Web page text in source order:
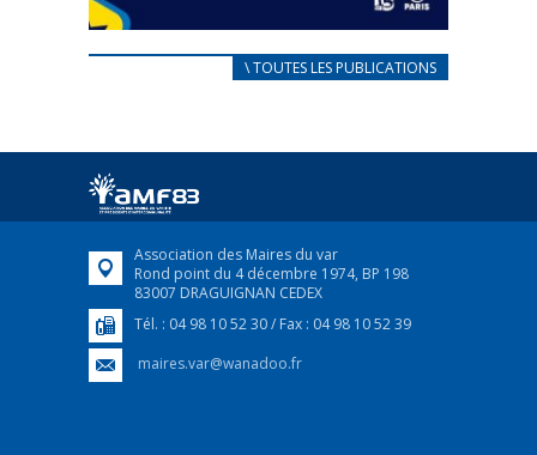
CARNET D’ACCUEIL
Afin d’accompagner au mieux les réfugiés
FEUILLETER
\ TOUTES LES PUBLICATIONS
Association des Maires du var
Rond point du 4 décembre 1974, BP 198
83007 DRAGUIGNAN CEDEX
Tél. : 04 98 10 52 30 / Fax : 04 98 10 52 39
maires.var@wanadoo.fr